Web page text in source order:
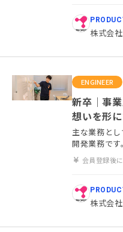
株式会
ENGINEER
新卒｜事
想いを形
主な業務と
開発業務で
会員登録後
株式会